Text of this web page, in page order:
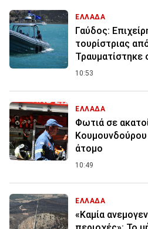
ΕΛΛΑΔΑ
Γαύδος:
τουρίστριας
Τραυματίστηκε
10:53
ΕΛΛΑΔΑ
Φωτιά σε
άτομο
10:49
ΕΛΛΑΔΑ
«Καμία